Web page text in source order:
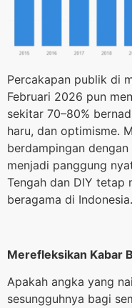
Percakapan publik di
Februari 2026 pun
sekitar 70–80%
haru, dan optimisme.
berdampingan
menjadi panggung
Tengah dan DIY tetap
beragama di Indonesia.
Merefleksikan Kabar
Apakah angka yang
sesungguhnya bagi